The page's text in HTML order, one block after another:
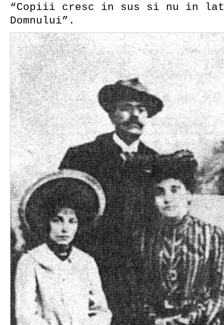
“Copiii cresc in sus si nu in
Domnului”.